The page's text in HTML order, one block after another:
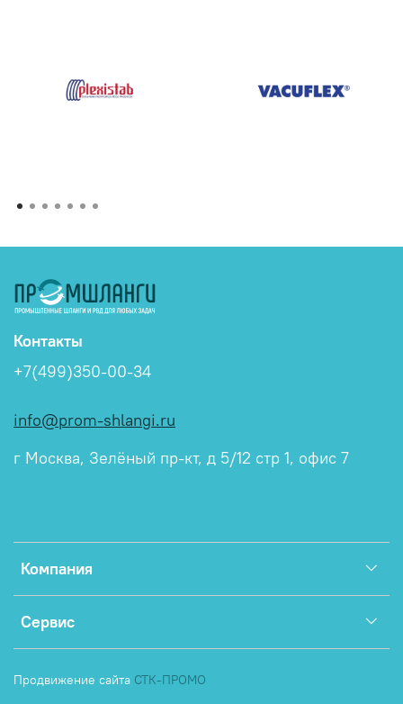
Компания
Сервис
Контакты
+7(499)350-00-34
info@prom-shlangi.ru
г Москва, Зелёный пр-кт, д 5/12 стр 1, офис 7
Продвижение сайта СТК-ПРОМО